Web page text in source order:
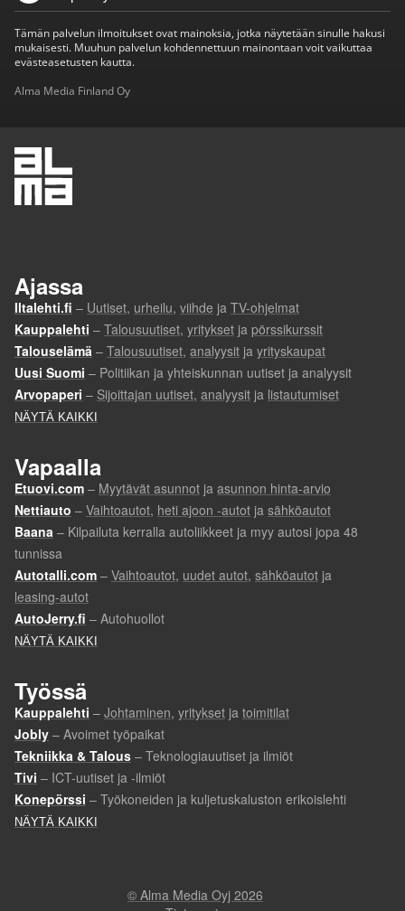
Tämän palvelun ilmoitukset ovat mainoksia, jotka näytetään sinulle hakusi
mukaisesti. Muuhun palvelun kohdennettuun mainontaan voit vaikuttaa
evästeasetusten kautta.
Alma Media Finland Oy